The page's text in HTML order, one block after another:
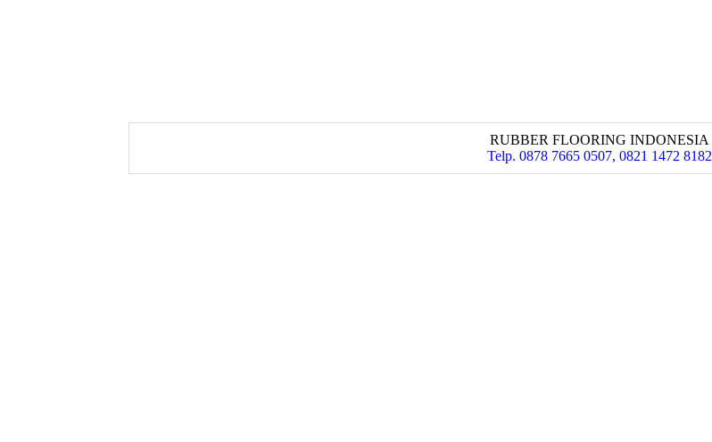
RUBBER FLOORING INDONESIA
Telp. 0878 7665 0507, 0821 1472 8182